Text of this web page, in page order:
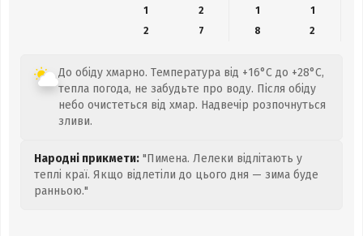
1
2 1
1
2
7 8 2
До обіду хмарно. Температура від +16°C до +28°C,
тепла погода, не забудьте про воду. Після обіду
небо очистеться від хмар. Надвечір розпочнуться
зливи.
Народні прикмети: "Пимена. Лелеки відлітають у
теплі краї. Якщо відлетіли до цього дня — зима буде
ранньою."